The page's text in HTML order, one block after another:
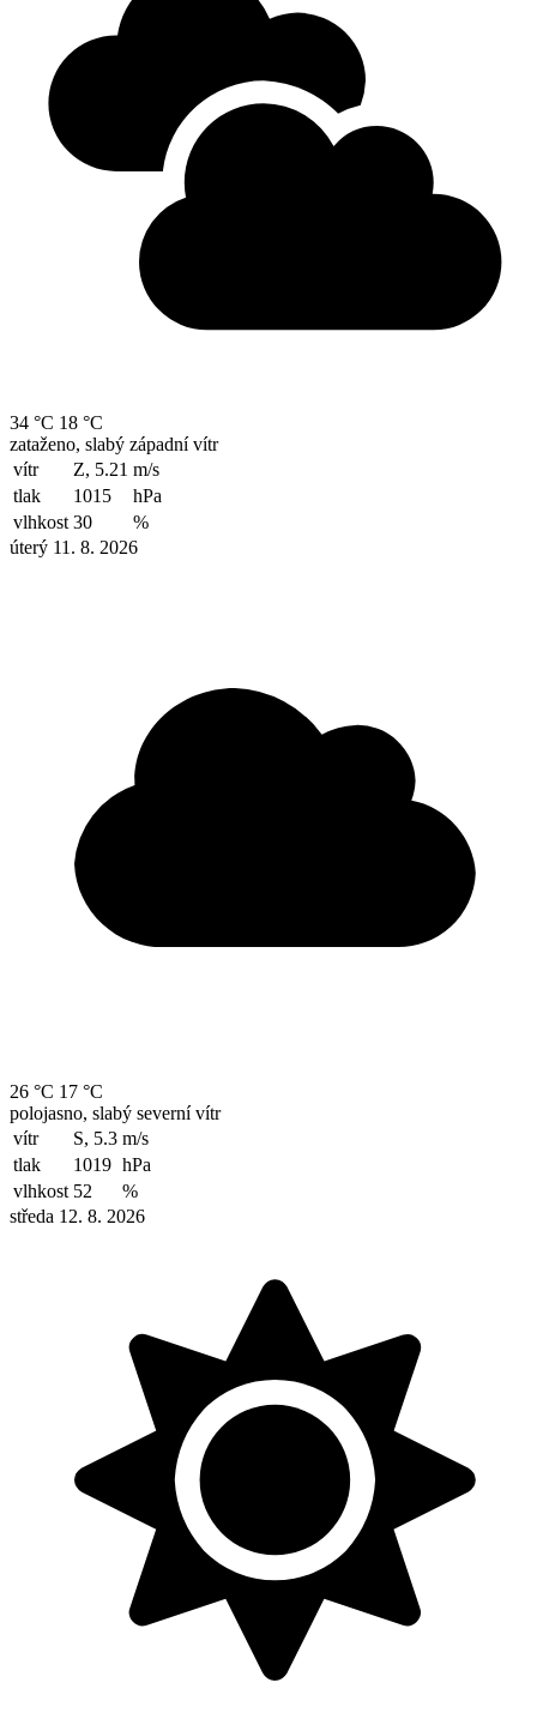
34 °C 18 °C
zataženo, slabý západní vítr
vítr
Z, 5.21 m/s
tlak
1015
hPa
vlhkost 30
%
úterý 11. 8. 2026
26 °C 17 °C
polojasno, slabý severní vítr
vítr
S, 5.3 m/s
tlak
1019 hPa
vlhkost 52
%
středa 12. 8. 2026